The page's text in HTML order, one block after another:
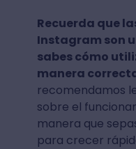
Recuerda que
Instagram son
sabes cómo
manera
recomendamos
sobre el
manera que
para crecer